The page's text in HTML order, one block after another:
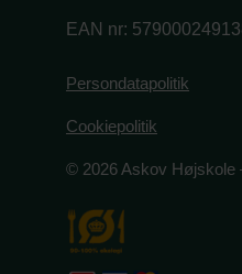
EAN nr:
Persondatapolitik
Cookiepolitik
© 2026 Askov